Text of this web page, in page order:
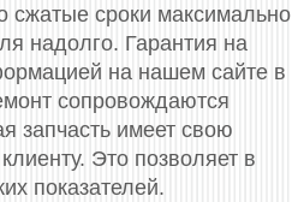
сжатые сроки максимально
надолго. Гарантия на
на нашем сайте в
сопровождаются
запчасть имеет свою
Это позволяет в
показателей.